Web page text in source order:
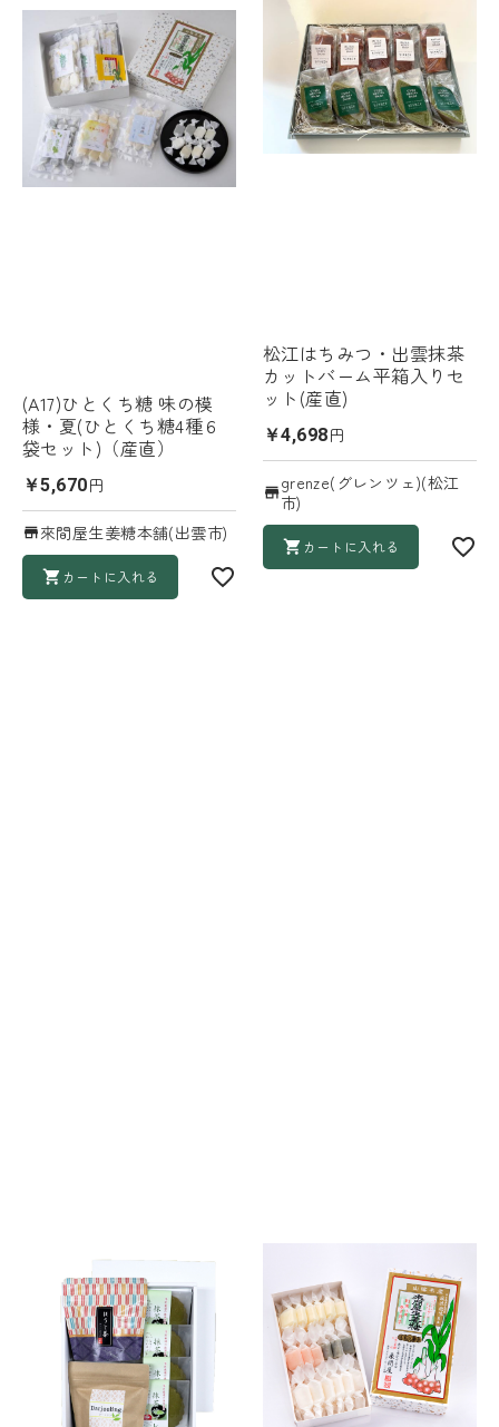
(A17)ひとくち糖 味の模
様・夏(ひとくち糖4種６
袋セット)（産直）
￥5,670円
來間屋生姜糖本舗(出雲市)
カートに入れる
松江はちみつ・出雲抹茶
カットバーム平箱入りセ
ット(産直)
￥4,698円
grenze(グレンツェ)(松江
市)
カートに入れる